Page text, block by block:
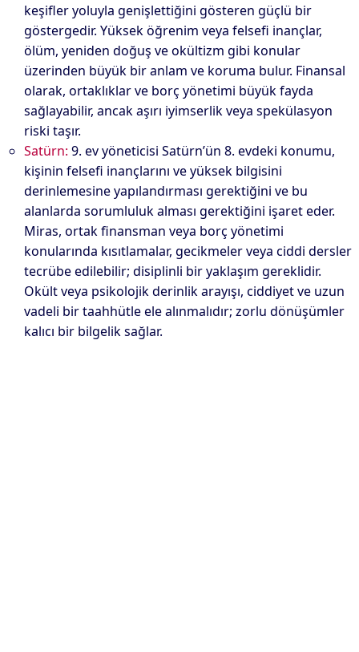
keşifler yoluyla genişlettiğini gösteren güçlü bir
göstergedir. Yüksek öğrenim veya felsefi inançlar,
ölüm, yeniden doğuş ve okültizm gibi konular
üzerinden büyük bir anlam ve koruma bulur. Finansal
olarak, ortaklıklar ve borç yönetimi büyük fayda
sağlayabilir, ancak aşırı iyimserlik veya spekülasyon
riski taşır.
Satürn: 9. ev yöneticisi Satürn’ün 8. evdeki konumu,
kişinin felsefi inançlarını ve yüksek bilgisini
derinlemesine yapılandırması gerektiğini ve bu
alanlarda sorumluluk alması gerektiğini işaret eder.
Miras, ortak finansman veya borç yönetimi
konularında kısıtlamalar, gecikmeler veya ciddi dersler
tecrübe edilebilir; disiplinli bir yaklaşım gereklidir.
Okült veya psikolojik derinlik arayışı, ciddiyet ve uzun
vadeli bir taahhütle ele alınmalıdır; zorlu dönüşümler
kalıcı bir bilgelik sağlar.